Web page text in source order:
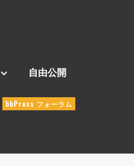
自由公開
bbPress フォーラム